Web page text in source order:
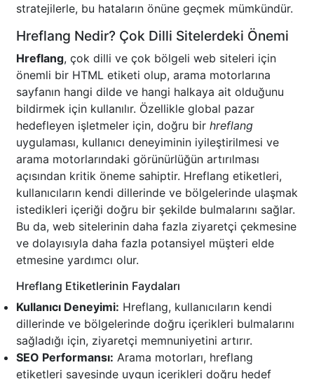
stratejilerle, bu hataların önüne geçmek mümkündür.
Hreflang Nedir? Çok Dilli Sitelerdeki Önemi
Hreflang, çok dilli ve çok bölgeli web siteleri için
önemli bir HTML etiketi olup, arama motorlarına
sayfanın hangi dilde ve hangi halkaya ait olduğunu
bildirmek için kullanılır. Özellikle global pazar
hedefleyen işletmeler için, doğru bir hreflang
uygulaması, kullanıcı deneyiminin iyileştirilmesi ve
arama motorlarındaki görünürlüğün artırılması
açısından kritik öneme sahiptir. Hreflang etiketleri,
kullanıcıların kendi dillerinde ve bölgelerinde ulaşmak
istedikleri içeriği doğru bir şekilde bulmalarını sağlar.
Bu da, web sitelerinin daha fazla ziyaretçi çekmesine
ve dolayısıyla daha fazla potansiyel müşteri elde
etmesine yardımcı olur.
Hreflang Etiketlerinin Faydaları
Kullanıcı Deneyimi: Hreflang, kullanıcıların kendi
dillerinde ve bölgelerinde doğru içerikleri bulmalarını
sağladığı için, ziyaretçi memnuniyetini artırır.
SEO Performansı: Arama motorları, hreflang
etiketleri sayesinde uygun içerikleri doğru hedef